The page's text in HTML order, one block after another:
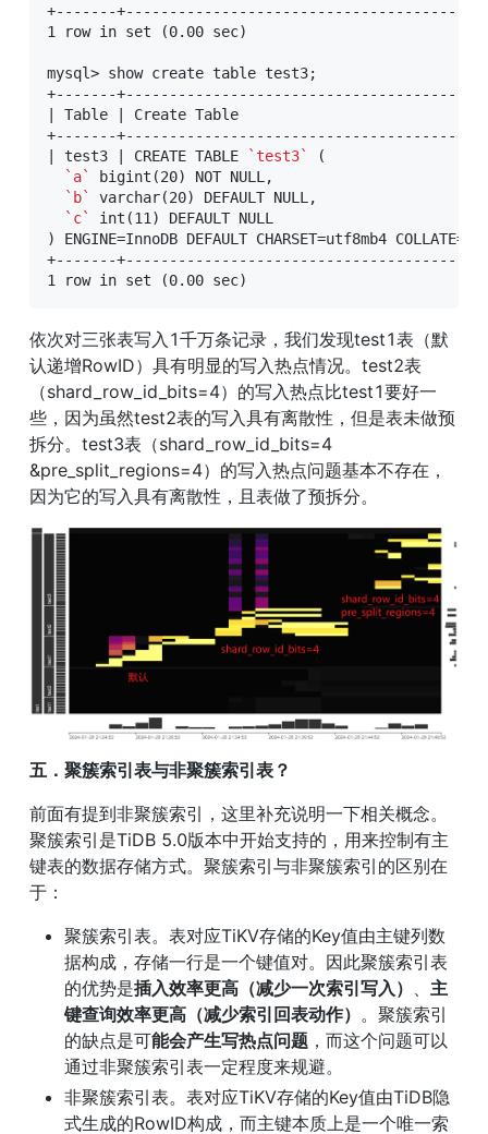
+-------
1 row in set (0.00 sec)
mysql> show create table test3;
+-------
| Table | Create Table
+-------
| test3 | CREATE TABLE
`test3`
(
`a`
bigint(20) NOT NULL,
`b`
varchar(20) DEFAULT NULL,
`c`
int(11) DEFAULT NULL
) ENGINE=InnoDB DEFAULT CHARSET=utf8mb4
+-------
依次对三张表写入1千万条记录，我们发现test1表（默
认递增RowID）具有明显的写入热点情况。test2表
（shard_row_id_bits=4）的写入热点比test1要好一
些，因为虽然test2表的写入具有离散性，但是表未做预
拆分。test3表（shard_row_id_bits=4
&pre_split_regions=4）的写入热点问题基本不存在，
因为它的写入具有离散性，且表做了预拆分。
五．聚簇索引表与非聚簇索引表？
前面有提到非聚簇索引，这里补充说明一下相关概念。
聚簇索引是TiDB 5.0版本中开始支持的，用来控制有主
键表的数据存储方式。聚簇索引与非聚簇索引的区别在
于：
聚簇索引表。表对应TiKV存储的Key值由主键列数
据构成，存储一行是一个键值对。因此聚簇索引表
的优势是插入效率更高（减少一次索引写入）
主
键查询效率更高（减少索引回表动作） 。聚簇索引
的缺点是可能会产生写热点问题 ，而这个问题可以
通过非聚簇索引表一定程度来规避。
非聚簇索引表。表对应TiKV存储的Key值由TiDB隐
式生成的RowID构成，而主键本质上是一个唯一索